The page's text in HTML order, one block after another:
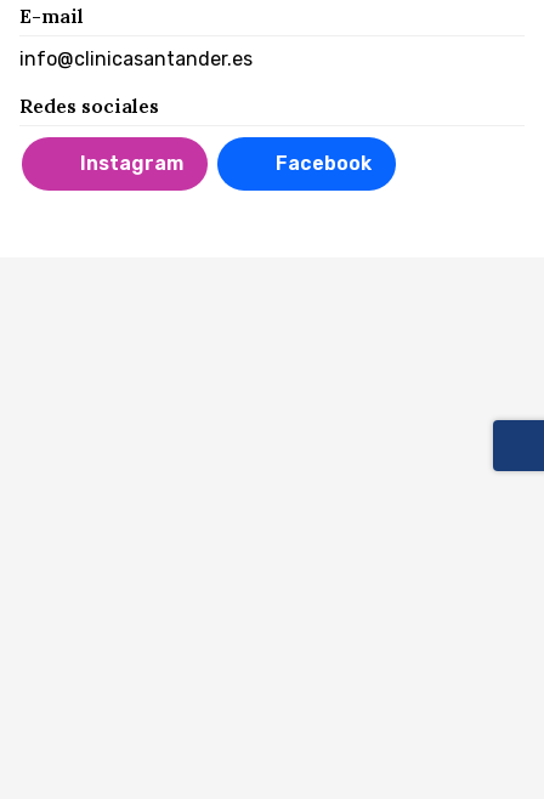
E-mail
info@clinicasantander.es
Redes sociales
Instagram Facebook